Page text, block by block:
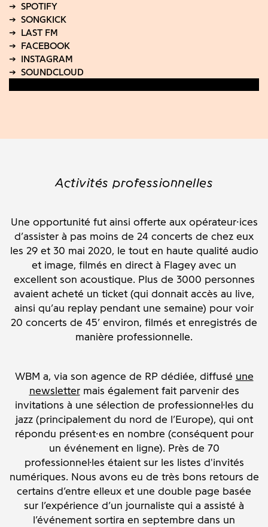
Activités professionnelles
Une opportunité fut ainsi offerte aux opérateur·ices
d’assister à pas moins de 24 concerts de chez eux
les 29 et 30 mai 2020, le tout en haute qualité audio
et image, filmés en direct à Flagey avec un
excellent son acoustique. Plus de 3000 personnes
avaient acheté un ticket (qui donnait accès au live,
ainsi qu’au replay pendant une semaine) pour voir
20 concerts de 45’ environ, filmés et enregistrés de
manière professionnelle.
WBM a, via son agence de RP dédiée, diffusé une
newslettermais également fait parvenir des
invitations à une sélection de professionnel·les du
jazz (principalement du nord de l’Europe), qui ont
répondu présent·es en nombre (conséquent pour
un événement en ligne). Près de 70
professionnel·les étaient sur les listes d'invités
numériques. Nous avons eu de très bons retours de
certains d’entre elleux et une double page basée
sur l’expérience d’un journaliste qui a assisté à
l’événement sortira en septembre dans un